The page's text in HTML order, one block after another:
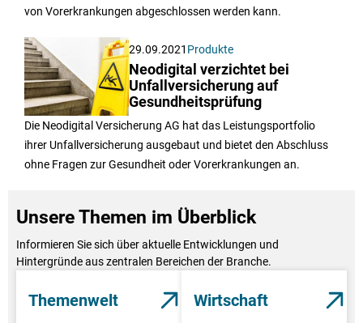
von Vorerkrankungen abgeschlossen werden kann.
29.09.2021 Produkte
Neodigital verzichtet bei
Unfallversicherung auf
Gesundheitsprüfung
Die Neodigital Versicherung AG hat das Leistungsportfolio
ihrer Unfallversicherung ausgebaut und bietet den Abschluss
ohne Fragen zur Gesundheit oder Vorerkrankungen an.
Unsere Themen im Überblick
Informieren Sie sich über aktuelle Entwicklungen und
Hintergründe aus zentralen Bereichen der Branche.
Themenwelt Wirtschaft